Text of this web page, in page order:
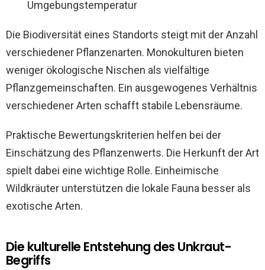
Umgebungstemperatur
Die Biodiversität eines Standorts steigt mit der Anzahl
verschiedener Pflanzenarten. Monokulturen bieten
weniger ökologische Nischen als vielfältige
Pflanzgemeinschaften. Ein ausgewogenes Verhältnis
verschiedener Arten schafft stabile Lebensräume.
Praktische Bewertungskriterien helfen bei der
Einschätzung des Pflanzenwerts. Die Herkunft der Art
spielt dabei eine wichtige Rolle. Einheimische
Wildkräuter unterstützen die lokale Fauna besser als
exotische Arten.
Die kulturelle Entstehung des Unkraut-
Begriffs